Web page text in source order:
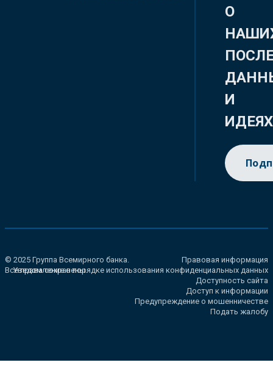
О
И
ИДЕЯХ
© 2025 Группа Всемирного банка.
Все права сохранены.
Правовая информация
Уведомление о порядке использования конфиденциальных данных
Доступность сайта
Доступ к информации
Предупреждение о мошенничестве
Подать жалобу